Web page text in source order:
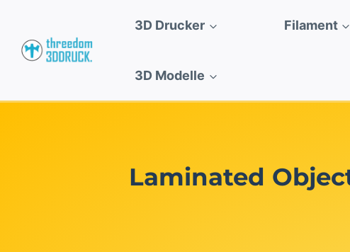
springen
3D Drucker Filament
3D Modelle
Laminated